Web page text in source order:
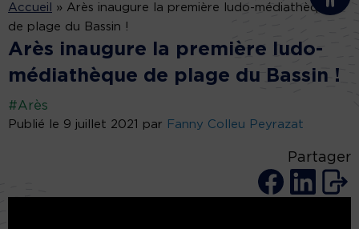
Accueil » Arès inaugure la première ludo-médiathèque
de plage du Bassin !
Arès inaugure la première ludo-
médiathèque de plage du Bassin !
#Arès
Publié le 9 juillet 2021 par Fanny Colleu Peyrazat
Partager